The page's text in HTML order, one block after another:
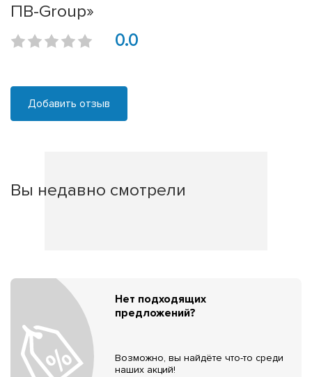
ПВ-Group»
0.0
Добавить отзыв
Вы недавно смотрели
Нет подходящих
предложений?
Возможно, вы найдёте что-то среди
наших акций!